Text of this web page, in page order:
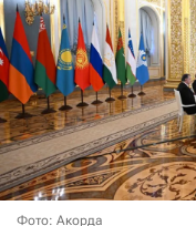
Фото: Акорда